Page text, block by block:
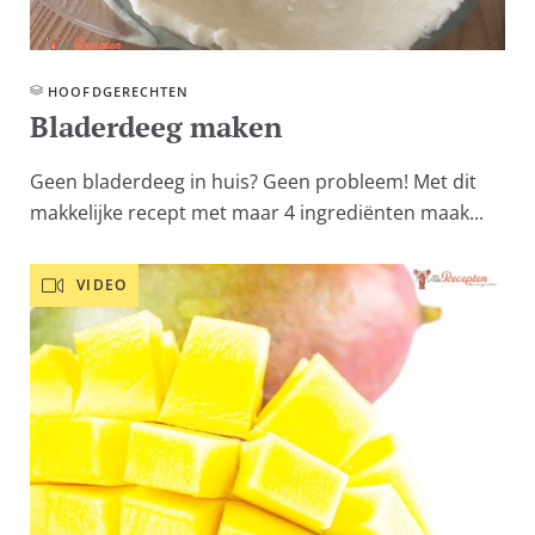
HOOFD­GERECHTEN
Bladerdeeg maken
Geen bladerdeeg in huis? Geen probleem! Met dit
makkelijke recept met maar 4 ingrediënten maak...
VIDEO